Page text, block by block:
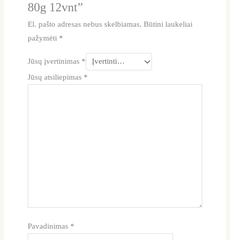
80g 12vnt”
El. pašto adresas nebus skelbiamas. Būtini laukeliai
pažymėti *
Jūsų įvertinimas *
Jūsų atsiliepimas *
Pavadinimas *